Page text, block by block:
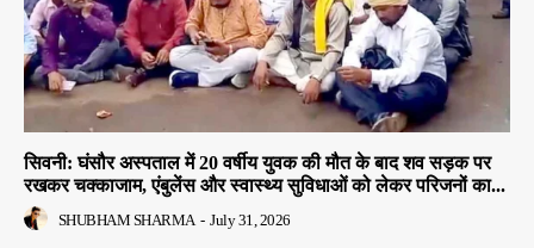
सिवनी: घंसौर अस्पताल में 20 वर्षीय युवक की मौत के बाद शव सड़क पर
रखकर चक्काजाम, एंबुलेंस और स्वास्थ्य सुविधाओं को लेकर परिजनों का...
SHUBHAM SHARMA - July 31, 2026